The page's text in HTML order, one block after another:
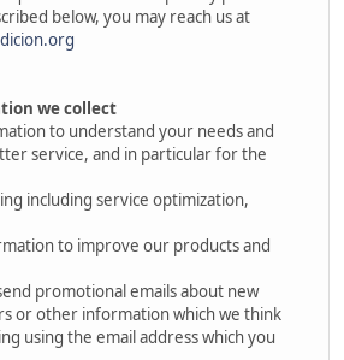
below, you may reach us at
we collect
to understand your needs and
service, and in particular for the
including service optimization,
to improve our products and
promotional emails about new
or other information which we think
using the email address which you